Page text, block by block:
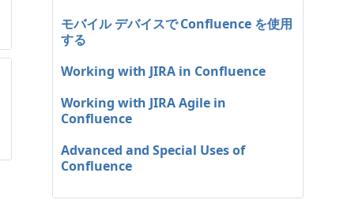
モバイル デバイスで Confluence を使用
する
Working with JIRA in Confluence
Working with JIRA Agile in
Confluence
Advanced and Special Uses of
Confluence